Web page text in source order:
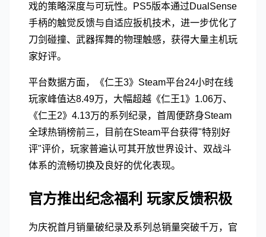
戏的策略深度与可玩性。PS5版本通过DualSense
手柄的触觉反馈与自适应扳机技术，进一步优化了
刀剑碰撞、武器挥舞的物理触感，获得大量主机玩
家好评。
平台数据方面，《仁王3》Steam平台24小时在线
玩家峰值达8.49万，大幅超越《仁王1》1.06万、
《仁王2》4.13万的系列纪录，首周便跻身Steam
全球热销榜前三，目前在Steam平台获得"特别好
评"评价，玩家普遍认可其开放世界设计、双战斗
体系的流畅切换及良好的优化表现。
官方推出纪念福利 玩家反馈积极
为庆祝首月销量破纪录及系列总销量突破千万，官